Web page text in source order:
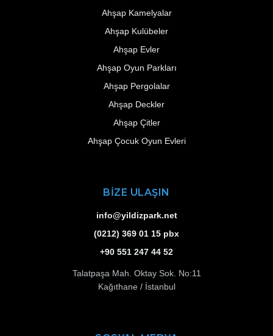
Ahşap Kamelyalar
Ahşap Kulübeler
Ahşap Evler
Ahşap Oyun Parkları
Ahşap Pergolalar
Ahşap Deckler
Ahşap Çitler
Ahşap Çocuk Oyun Evleri
BİZE ULAŞIN
info@yildizpark.net
(0212) 369 01 15 pbx
+90 551 247 44 52
Talatpaşa Mah. Oktay Sok. No:11
Kağıthane / İstanbul